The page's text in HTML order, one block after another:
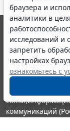
браузера и
аналитики в
исследований и
запретить
настройках
ознакомьтесь с
© ООО "НПП
выпускается с
являются
информации
Портал
издания
коммуникаций